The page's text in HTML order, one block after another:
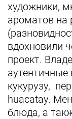
художники,
ароматов на
вдохновили
проект.
кукурузу,
huacatay.
блюда, а